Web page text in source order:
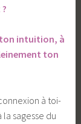
ton intuition, à
ton
à toi-
sagesse du